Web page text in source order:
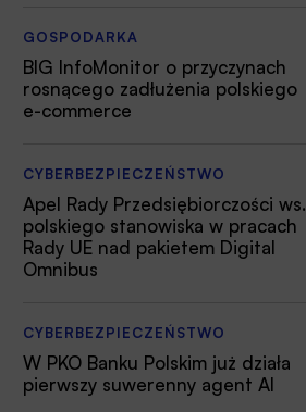
GOSPODARKA
BIG InfoMonitor o przyczynach
rosnącego zadłużenia polskiego
e-commerce
CYBERBEZPIECZEŃSTWO
Apel Rady Przedsiębiorczości ws.
polskiego stanowiska w pracach
Rady UE nad pakietem Digital
Omnibus
CYBERBEZPIECZEŃSTWO
W PKO Banku Polskim już działa
pierwszy suwerenny agent AI